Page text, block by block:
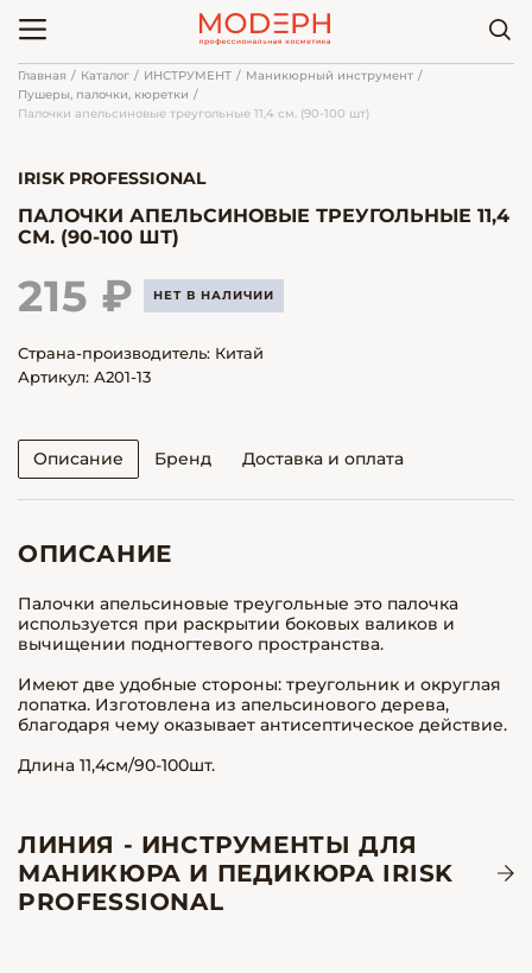
Главная Каталог ИНСТРУМЕНТ
Маникюрный инструмент
Пушеры, палочки, кюретки
Палочки апельсиновые треугольные 11,4 см. (90-100 шт)
IRISK PROFESSIONAL
ПАЛОЧКИ АПЕЛЬСИНОВЫЕ ТРЕУГОЛЬНЫЕ 11,4
СМ. (90-100 ШТ)
215 ₽ НЕТ В НАЛИЧИИ
Страна-производитель: Китай
Артикул: А201-13
Описание Бренд Доставка и оплата
ОПИСАНИЕ
Палочки апельсиновые треугольные это палочка
используется при раскрытии боковых валиков и
вычищении подногтевого пространства.
Имеют две удобные стороны: треугольник и округлая
лопатка. Изготовлена из апельсинового дерева,
благодаря чему оказывает антисептическое действие.
Длина 11,4см/90-100шт.
ЛИНИЯ - ИНСТРУМЕНТЫ ДЛЯ
МАНИКЮРА И ПЕДИКЮРА IRISK
PROFESSIONAL